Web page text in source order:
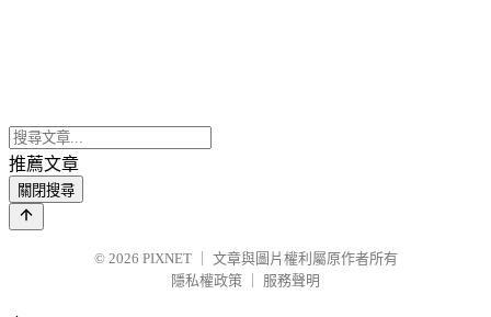
推薦文章
關閉搜尋
© 2026 PIXNET
文章與圖片權利屬原作者所有
隱私權政策
服務聲明